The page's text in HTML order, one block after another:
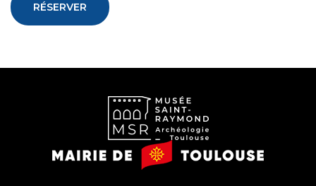
RÉSERVER
Musée
Saint-
Mairie
de